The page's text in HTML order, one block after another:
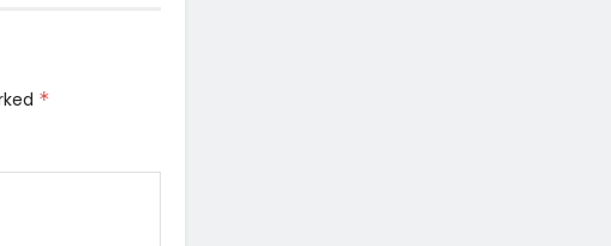
*